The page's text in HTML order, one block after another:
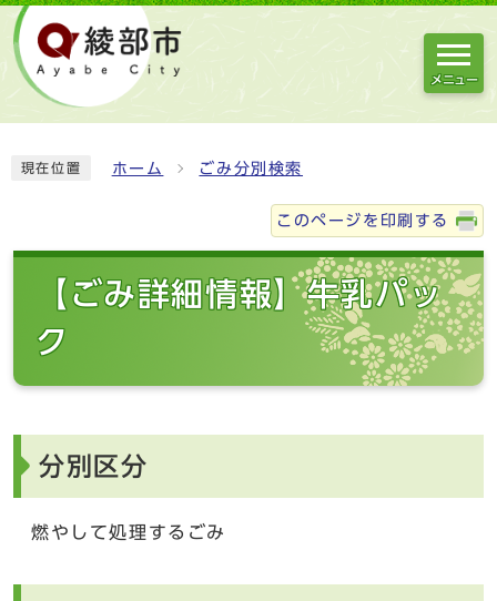
メニュー
現在位置 ホーム ごみ分別検索
このページを印刷する
【ごみ詳細情報】牛乳パッ
ク
分別区分
燃やして処理するごみ